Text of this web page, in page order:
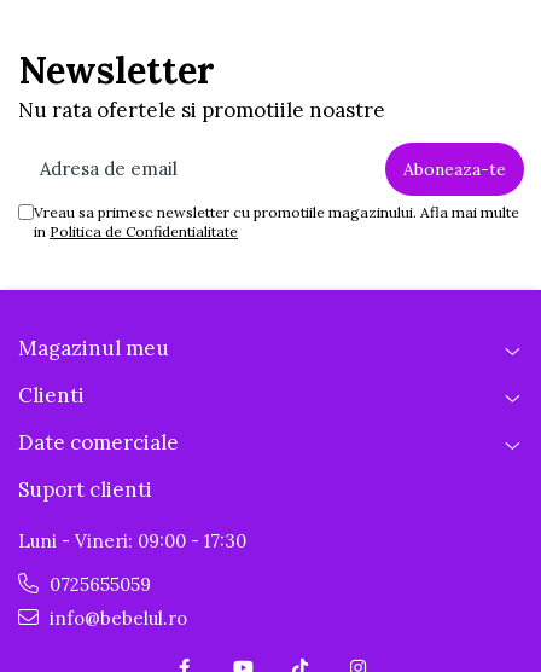
Newsletter
Nu rata ofertele si promotiile noastre
Vreau sa primesc newsletter cu promotiile magazinului. Afla mai multe
in Politica de Confidentialitate
Magazinul meu
Clienti
Date comerciale
Suport clienti
Luni - Vineri: 09:00 - 17:30
0725655059
info@bebelul.ro